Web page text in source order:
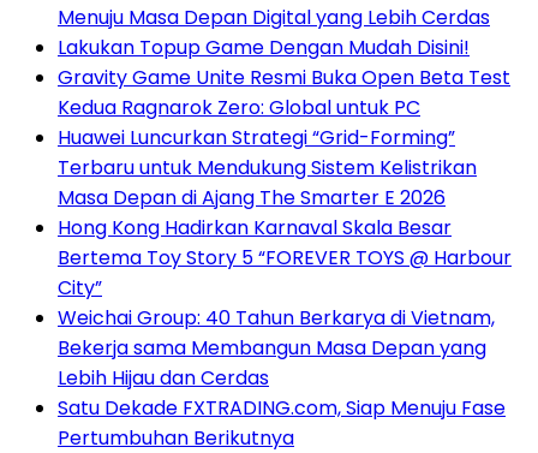
Menuju Masa Depan Digital yang Lebih Cerdas
Lakukan Topup Game Dengan Mudah Disini!
Gravity Game Unite Resmi Buka Open Beta Test
Kedua Ragnarok Zero: Global untuk PC
Huawei Luncurkan Strategi “Grid-Forming”
Terbaru untuk Mendukung Sistem Kelistrikan
Masa Depan di Ajang The Smarter E 2026
Hong Kong Hadirkan Karnaval Skala Besar
Bertema Toy Story 5 “FOREVER TOYS @ Harbour
City”
Weichai Group: 40 Tahun Berkarya di Vietnam,
Bekerja sama Membangun Masa Depan yang
Lebih Hijau dan Cerdas
Satu Dekade FXTRADING.com, Siap Menuju Fase
Pertumbuhan Berikutnya